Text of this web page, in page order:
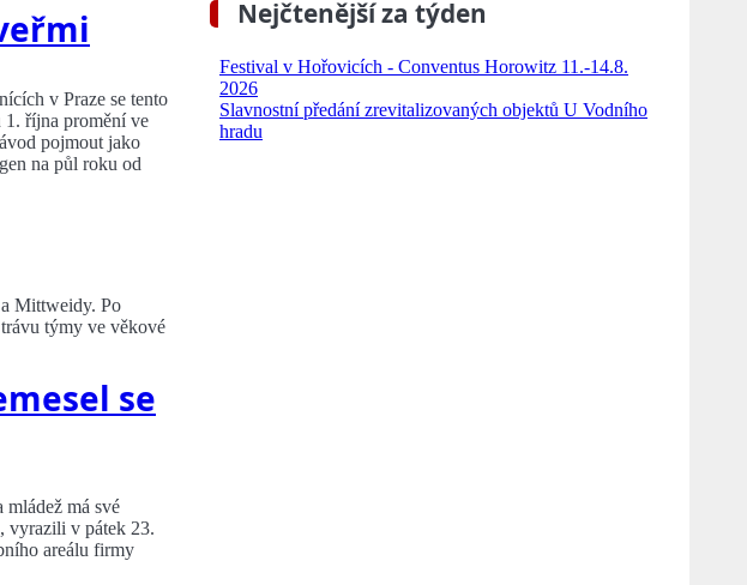
v Praze se tento
1. října promění ve
pojmout jako
na půl roku od
Mittweidy. Po
týmy ve věkové
se
mládež má své
vyrazili v pátek 23.
areálu firmy
Nejčtenější za týden
Festival v Hořovicích - Conventus Horowitz 11.-14.8.
2026
Slavnostní předání zrevitalizovaných objektů U Vodního
hradu